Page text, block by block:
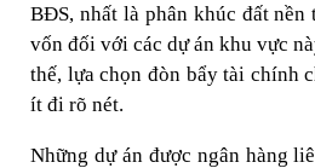
BĐS, nhất là phân khúc đất
vốn đối với các dự án khu vực
thế, lựa chọn đòn bẩy tài chính
ít đi rõ nét.
Những dự án được ngân hàng